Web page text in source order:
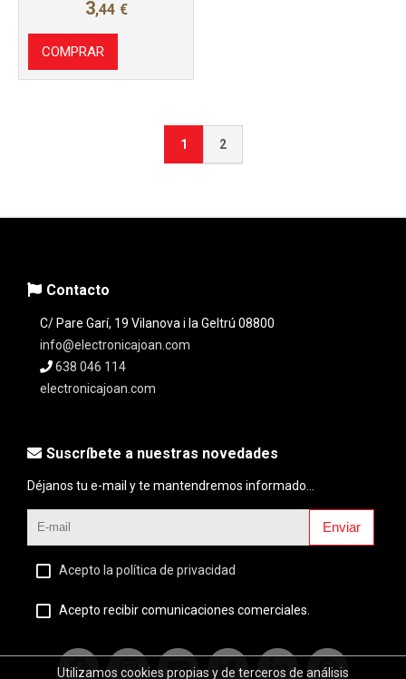
3,44 €
COMPRAR
1 2
Contacto
C/ Pare Garí, 19 Vilanova i la Geltrú 08800
info@electronicajoan.com
638 046 114
electronicajoan.com
Suscríbete a nuestras novedades
Déjanos tu e-mail y te mantendremos informado...
Enviar
Acepto la política de privacidad
Acepto recibir comunicaciones comerciales.
Utilizamos cookies propias y de terceros de análisis